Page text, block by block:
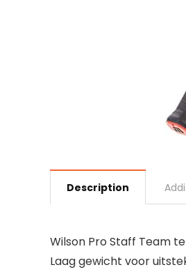
Description
Wilson Pro Staff Team
Laag gewicht voor